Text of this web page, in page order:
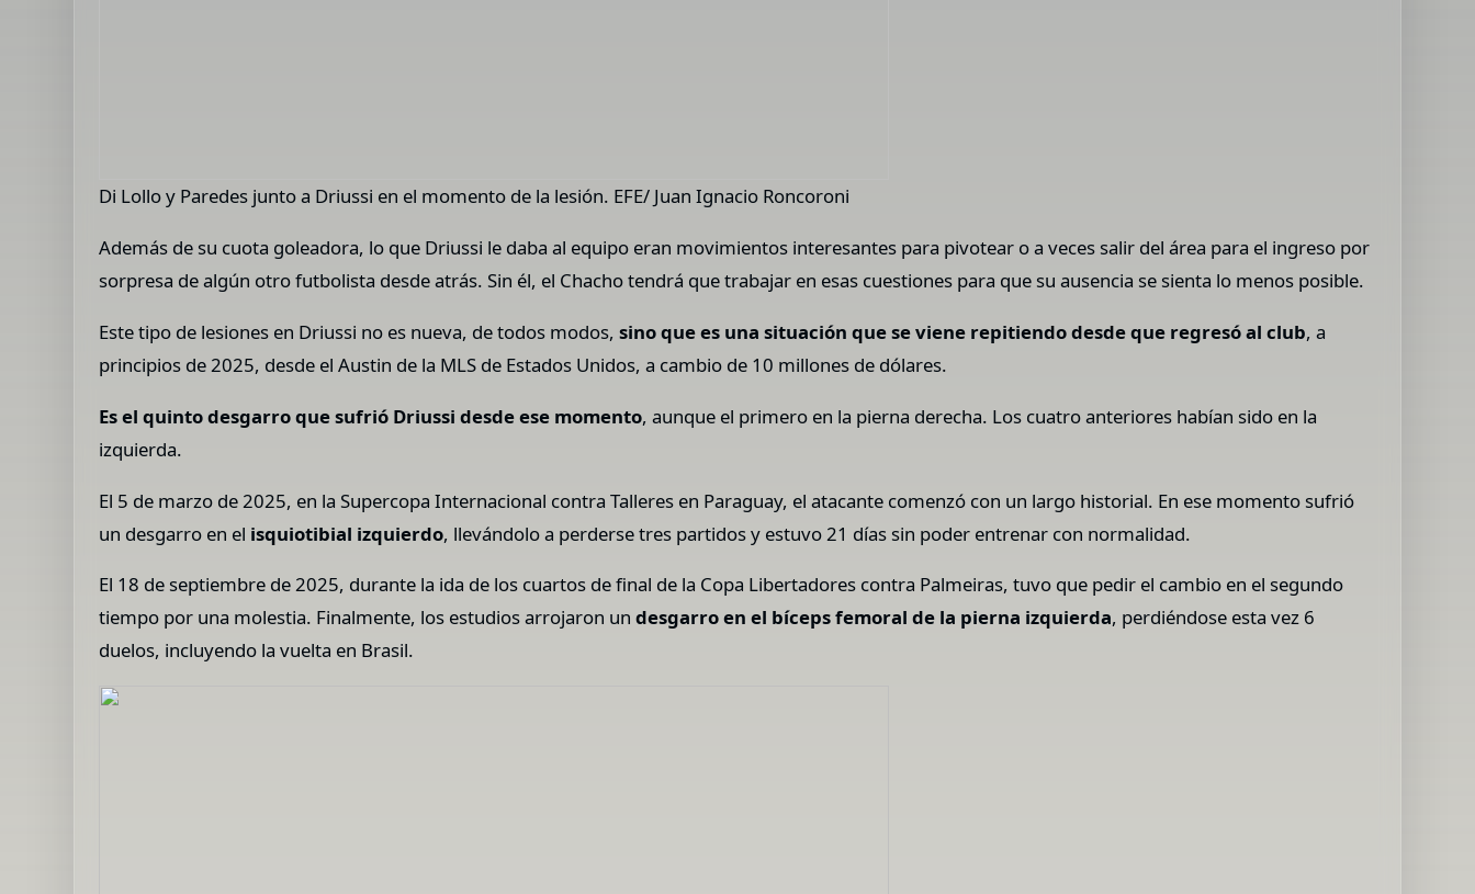
Di Lollo y Paredes junto a Driussi en el momento de la lesión. EFE/ Juan Ignacio Roncoroni
Además de su cuota goleadora, lo que Driussi le daba al equipo eran movimientos interesantes para pivotear o a veces salir del área para el ingreso por
sorpresa de algún otro futbolista desde atrás. Sin él, el Chacho tendrá que trabajar en esas cuestiones para que su ausencia se sienta lo menos posible.
Este tipo de lesiones en Driussi no es nueva, de todos modos,sino que es una situación que se viene repitiendo desde que regresó al club, a
principios de 2025, desde el Austin de la MLS de Estados Unidos, a cambio de 10 millones de dólares.
Es el quinto desgarro que sufrió Driussi desde ese momento, aunque el primero en la pierna derecha. Los cuatro anteriores habían sido en la
izquierda.
El 5 de marzo de 2025, en la Supercopa Internacional contra Talleres en Paraguay, el atacante comenzó con un largo historial. En ese momento sufrió
un desgarro en el isquiotibial izquierdo, llevándolo a perderse tres partidos y estuvo 21 días sin poder entrenar con normalidad.
El 18 de septiembre de 2025, durante la ida de los cuartos de final de la Copa Libertadores contra Palmeiras, tuvo que pedir el cambio en el segundo
tiempo por una molestia. Finalmente, los estudios arrojaron undesgarro en el bíceps femoral de la pierna izquierda, perdiéndose esta vez 6
duelos, incluyendo la vuelta en Brasil.